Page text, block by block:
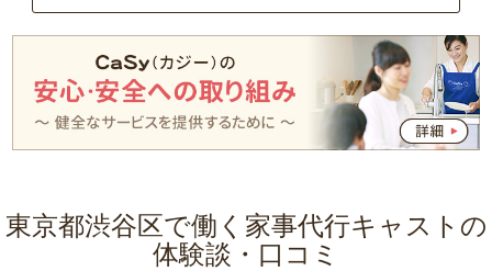
東京都渋谷区で働く家事代行キャストの
体験談・口コミ